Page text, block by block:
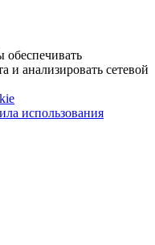
и анализировать сетевой
использования